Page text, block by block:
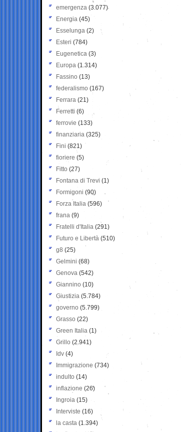
emergenza (3.077)
Energia (45)
Esselunga (2)
Esteri (784)
Eugenetica (3)
Europa (1.314)
Fassino (13)
federalismo (167)
Ferrara (21)
Ferretti (6)
ferrovie (133)
finanziaria (325)
Fini (821)
fioriere (5)
Fitto (27)
Fontana di Trevi (1)
Formigoni (90)
Forza Italia (596)
frana (9)
Fratelli d'Italia (291)
Futuro e Libertà (510)
g8 (25)
Gelmini (68)
Genova (542)
Giannino (10)
Giustizia (5.784)
governo (5.799)
Grasso (22)
Green Italia (1)
Grillo (2.941)
Idv (4)
Immigrazione (734)
indulto (14)
inflazione (26)
Ingroia (15)
Interviste (16)
la casta (1.394)